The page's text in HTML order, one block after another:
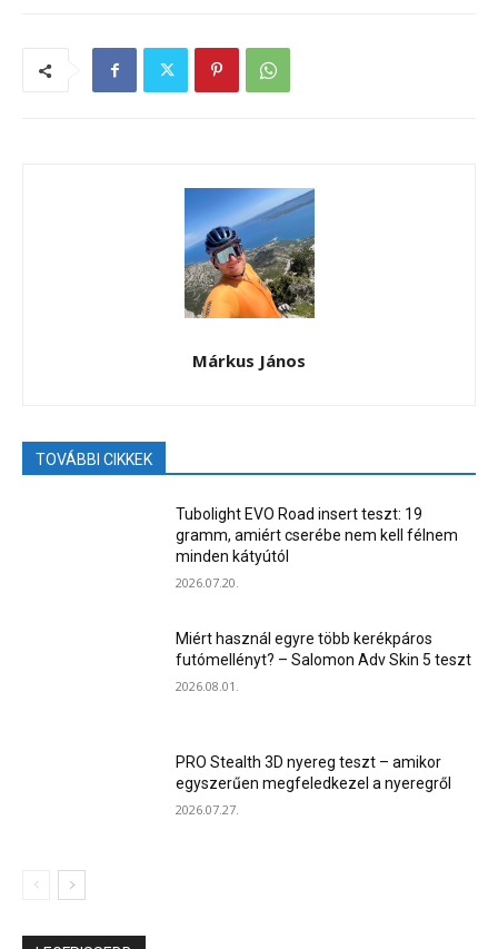
Márkus János
TOVÁBBI CIKKEK
Tubolight EVO Road insert teszt: 19
gramm, amiért cserébe nem kell félnem
minden kátyútól
2026.07.20.
Miért használ egyre több kerékpáros
futómellényt? – Salomon Adv Skin 5 teszt
2026.08.01.
PRO Stealth 3D nyereg teszt – amikor
egyszerűen megfeledkezel a nyeregről
2026.07.27.